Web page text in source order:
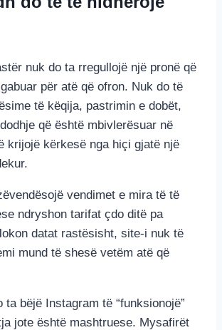
nuk do ta rregullojë një pronë që
për atë që ofron. Nuk do të
të këqija, pastrimin e dobët,
që është mbivlerësuar në
krijojë kërkesë nga hiçi gjatë një
vendimet e mira të të
ndryshon tarifat çdo ditë pa
datat rastësisht, site-i nuk të
mund të shesë vetëm atë që
ta bëjë Instagram të “funksionojë”
jote është mashtruese. Mysafirët